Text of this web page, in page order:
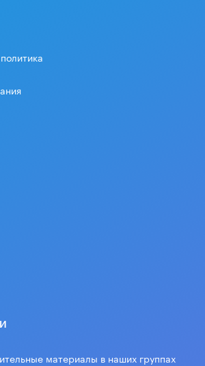
материалы в наших группах